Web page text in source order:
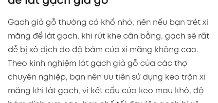
Gạch giả gỗ thường có khổ nhỏ, nên nếu bạn trét xi
măng để lát gạch, khi rút khe cân bằng, gạch sẽ rất
dễ bị xô dịch do độ bám của xi măng không cao.
Theo kinh nghiệm lát gạch giả gỗ của các thợ
chuyên nghiệp, bạn nên ưu tiên sử dụng keo trộn xi
măng khi lát gạch, vì kết cấu của keo mau khô, độ